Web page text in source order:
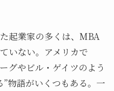
起業家の多くは、MBA
いない。アメリカで
グやビル・ゲイツのよう
物語がいくつもある。一